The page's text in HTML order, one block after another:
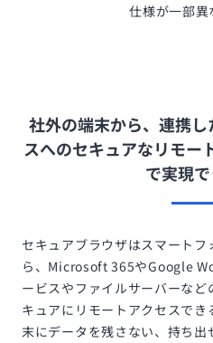
仕様が一部異
社外の端末から、連携
スへのセキュアなリモー
で実現
セキュアブラウザはスマート
ら、Microsoft 365やGoogle
ービスやファイルサーバーな
キュアにリモートアクセスで
末にデータを残さない、持ち